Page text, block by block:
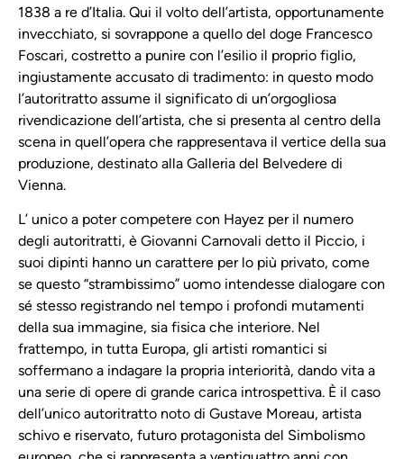
1838 a re d’Italia. Qui il volto dell’artista, opportunamente
invecchiato, si sovrappone a quello del doge Francesco
Foscari, costretto a punire con l’esilio il proprio figlio,
ingiustamente accusato di tradimento: in questo modo
l’autoritratto assume il significato di un’orgogliosa
rivendicazione dell’artista, che si presenta al centro della
scena in quell’opera che rappresentava il vertice della sua
produzione, destinato alla Galleria del Belvedere di
Vienna.
L’ unico a poter competere con Hayez per il numero
degli autoritratti, è Giovanni Carnovali detto il Piccio, i
suoi dipinti hanno un carattere per lo più privato, come
se questo “strambissimo” uomo intendesse dialogare con
sé stesso registrando nel tempo i profondi mutamenti
della sua immagine, sia fisica che interiore. Nel
frattempo, in tutta Europa, gli artisti romantici si
soffermano a indagare la propria interiorità, dando vita a
una serie di opere di grande carica introspettiva. È il caso
dell’unico autoritratto noto di Gustave Moreau, artista
schivo e riservato, futuro protagonista del Simbolismo